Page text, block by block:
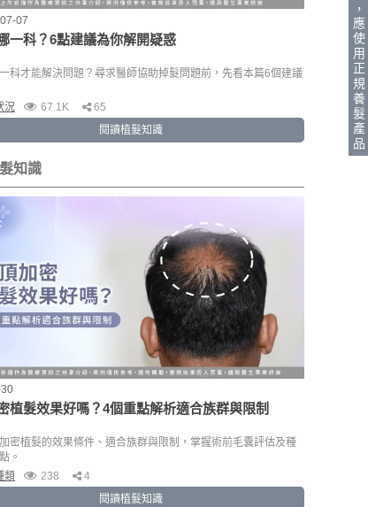
07
一科？6點建議為你解開疑惑
科才能解決問題？尋求醫師協助掉髮問題前，先看本篇6個建議
況
67.1K
65
閱讀植髮知識
知識
植髮效果好嗎？4個重點解析適合族群與限制
密植髮的效果條件、適合族群與限制，掌握術前毛囊評估及種
。
類
238
4
閱讀植髮知識
，
應
使
用
正
規
養
髮
產
品